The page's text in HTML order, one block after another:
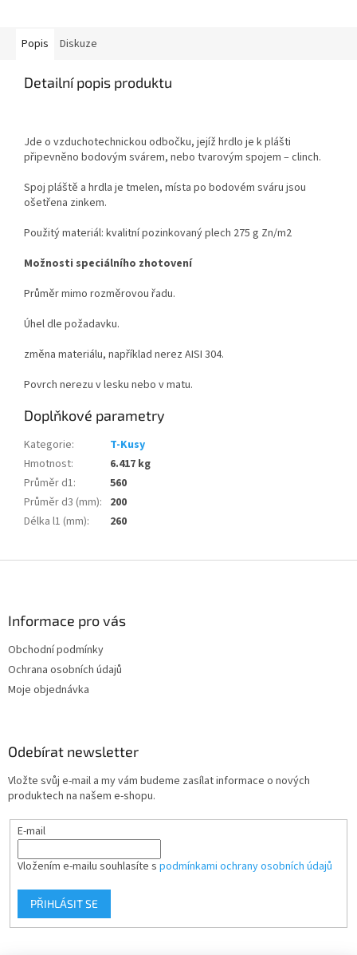
Popis Diskuze
Detailní popis produktu
Jde o vzduchotechnickou odbočku, jejíž hrdlo je k plášti
připevněno bodovým svárem, nebo tvarovým spojem – clinch.
Spoj pláště a hrdla je tmelen, místa po bodovém sváru jsou
ošetřena zinkem.
Použitý materiál: kvalitní pozinkovaný plech 275 g Zn/m2
Možnosti speciálního zhotovení
Průměr mimo rozměrovou řadu.
Úhel dle požadavku.
změna materiálu, například nerez AISI 304.
Povrch nerezu v lesku nebo v matu.
Doplňkové parametry
Kategorie:
T-Kusy
Hmotnost:
6.417 kg
Průměr d1:
560
Průměr d3 (mm): 200
Délka l1 (mm): 260
Informace pro vás
Obchodní podmínky
Ochrana osobních údajů
Moje objednávka
Odebírat newsletter
Vložte svůj e-mail a my vám budeme zasílat informace o nových
produktech na našem e-shopu.
E-mail
Vložením e-mailu souhlasíte s podmínkami ochrany osobních údajů
PŘIHLÁSIT SE